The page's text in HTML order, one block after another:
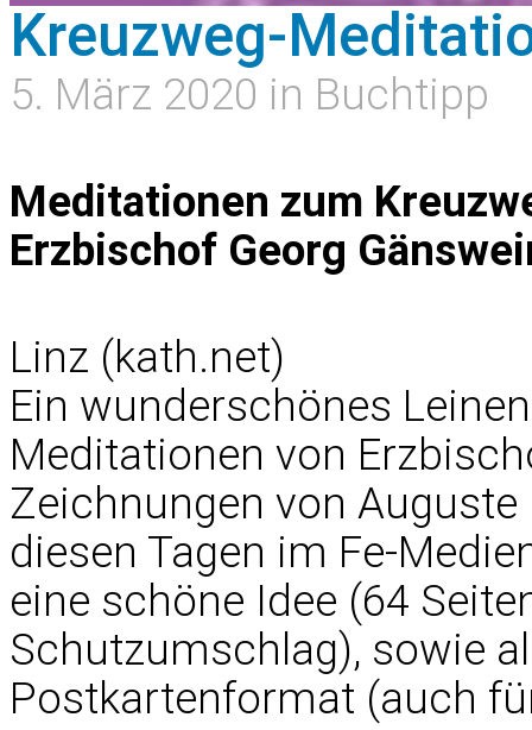
Kreuzweg-
5. März 2020 in Buchtipp
Meditationen zum
Erzbischof Georg
Linz (kath.net)
Ein wunderschönes
Meditationen von
Zeichnungen von
diesen Tagen im Fe-
eine schöne Idee (64
Schutzumschlag), sowie
Postkartenformat (auch